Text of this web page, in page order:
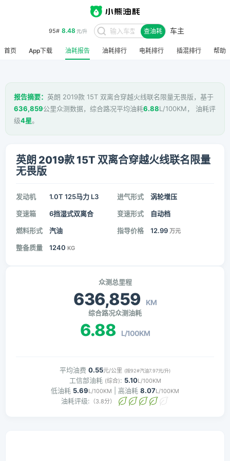
95# 8.48 元/升 查油耗 车主
首页 App下载 油耗报告 油耗排行 电耗排行 插混排行 帮助
报告摘要： 英朗 2019款 15T 双离合穿越火线联名限量无畏版，基于
636,859公里众测数据，综合路况平均油耗6.88L/100KM， 油耗评
级4星。
英朗 2019款 15T 双离合穿越火线联名限量
无畏版
发动机 1.0T 125马力 L3 进气形式 涡轮增压
变速箱 6挡湿式双离合 变速形式 自动档
燃料形式 汽油 指导价格 12.99 万元
整备质量 1240 KG
众测总里程
636,859 KM
综合路况众测油耗
6.88 L/100KM
平均油费 0.55元/公里 (按92#汽油7.97元/升)
工信部油耗 (综合): 5.10L/100KM
低油耗 5.69L/100KM | 高油耗 8.07L/100KM
油耗评级: （3.8分）